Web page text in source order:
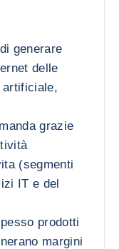
generare
delle
artificiale,
grazie
(segmenti
IT e del
prodotti
margini